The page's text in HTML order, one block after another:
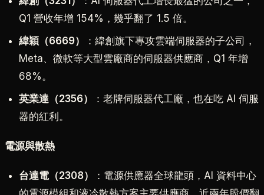
Q1 營收年增 154%，幾乎翻了 1.5 倍。
緯穎（6669）
：緯創旗下專攻雲端伺服器的子公司，
Meta、微軟等大型雲廠商的伺服器供應商，Q1 年增
68%。
英業達（2356）
：老牌伺服器代工廠，也在吃 AI 伺服
器的紅利。
電源與散熱
台達電（2308）
：電源供應器全球龍頭，AI 資料中心